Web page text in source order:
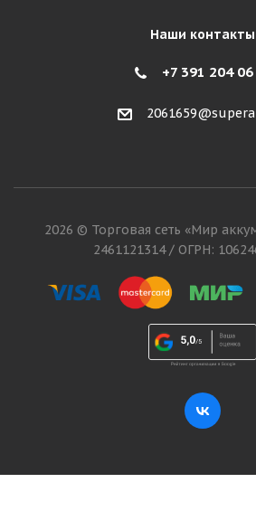
Наши контакты
+7 391 204
2026 © Торговая сеть «Мир
2461121314 / ОГРН: